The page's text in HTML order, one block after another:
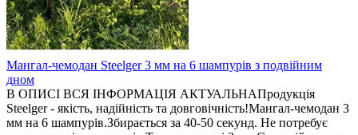
Мангал-чемодан Steelger 3 мм на 6 шампурів з подвійним
дном
В ОПИСІ ВСЯ ІНФОРМАЦІЯ АКТУАЛЬНАПродукція
Steelger - якість, надійність та довговічність!Мангал-чемодан 3
мм на 6 шампурів.Збирається за 40-50 секунд. Не потребує